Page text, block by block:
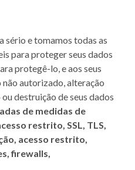
sério e tomamos todas as
para proteger seus dados
protegê-lo, e aos seus
não autorizado, alteração
destruição de seus dados
de medidas de
restrito, SSL, TLS,
acesso restrito,
firewalls,